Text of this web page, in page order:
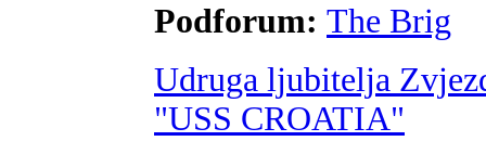
Podforum: The Brig
Udruga ljubitelja
"USS CROATIA"